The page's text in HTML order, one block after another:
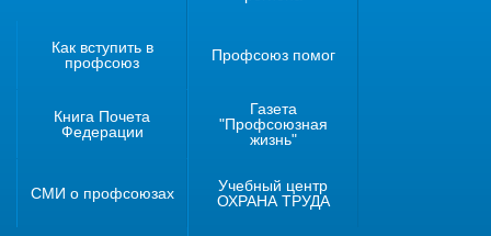
Как вступить в
профсоюз
Профсоюз помог
Книга Почета
Федерации
Газета
"Профсоюзная
жизнь"
СМИ о профсоюзах
Учебный центр
ОХРАНА ТРУДА